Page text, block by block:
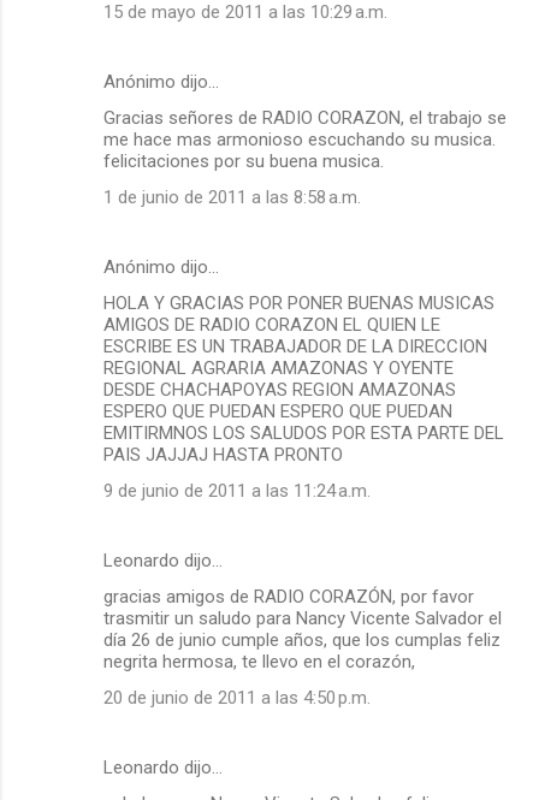
15 de mayo de 2011 a las 10:29 a.m.
Anónimo dijo…
Gracias señores de RADIO CORAZON, el trabajo se
me hace mas armonioso escuchando su musica.
felicitaciones por su buena musica.
1 de junio de 2011 a las 8:58 a.m.
Anónimo dijo…
HOLA Y GRACIAS POR PONER BUENAS MUSICAS
AMIGOS DE RADIO CORAZON EL QUIEN LE
ESCRIBE ES UN TRABAJADOR DE LA DIRECCION
REGIONAL AGRARIA AMAZONAS Y OYENTE
DESDE CHACHAPOYAS REGION AMAZONAS
ESPERO QUE PUEDAN ESPERO QUE PUEDAN
EMITIRMNOS LOS SALUDOS POR ESTA PARTE DEL
PAIS JAJJAJ HASTA PRONTO
9 de junio de 2011 a las 11:24 a.m.
Leonardo dijo…
gracias amigos de RADIO CORAZÓN, por favor
trasmitir un saludo para Nancy Vicente Salvador el
día 26 de junio cumple años, que los cumplas feliz
negrita hermosa, te llevo en el corazón,
20 de junio de 2011 a las 4:50 p.m.
Leonardo dijo…